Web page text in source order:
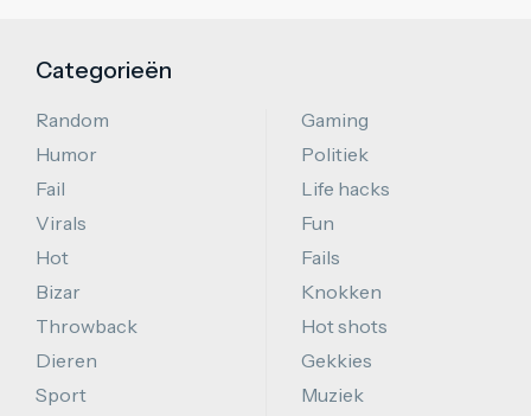
Categorieën
Random
Humor
Fail
Virals
Hot
Bizar
Throwback
Dieren
Sport
Gaming
Politiek
Life hacks
Fun
Fails
Knokken
Hot shots
Gekkies
Muziek